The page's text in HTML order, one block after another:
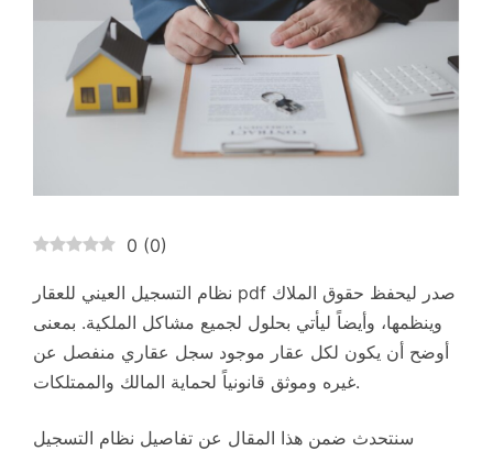
0 (0)
نظام التسجيل العيني للعقار pdf صدر ليحفظ حقوق الملاك
وينظمها، وأيضاً ليأتي بحلول لجميع مشاكل الملكية. بمعنى
أوضح أن يكون لكل عقار موجود سجل عقاري منفصل عن
غيره وموثق قانونياً لحماية المالك والممتلكات.
سنتحدث ضمن هذا المقال عن تفاصيل نظام التسجيل